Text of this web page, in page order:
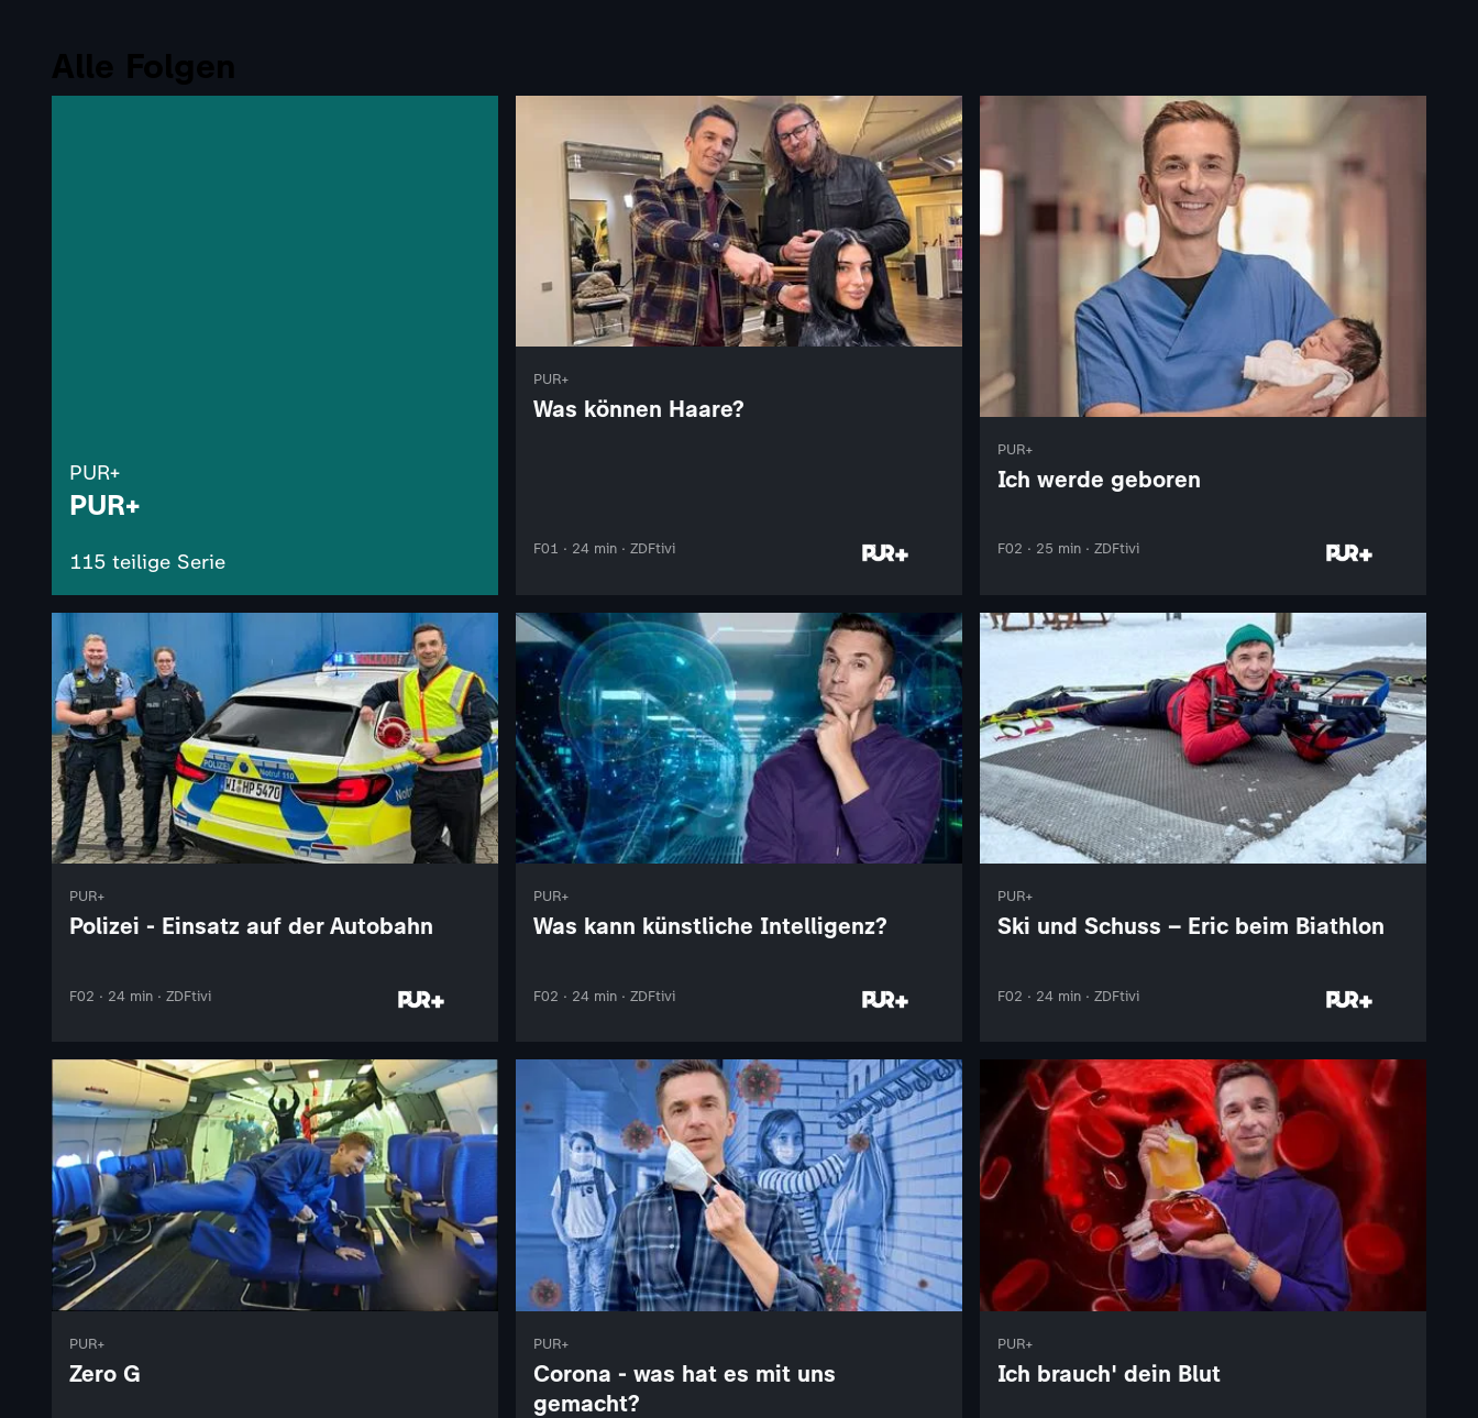
Alle Folgen
PUR+
PUR+
115 teilige Serie
PUR+
Was können Haare?
F01 · 24 min · ZDFtivi
PUR+
Ich werde geboren
F02 · 25 min · ZDFtivi
PUR+
Polizei - Einsatz auf der Autobahn
F02 · 24 min · ZDFtivi
PUR+
Was kann künstliche Intelligenz?
F02 · 24 min · ZDFtivi
PUR+
Ski und Schuss – Eric beim Biathlon
F02 · 24 min · ZDFtivi
PUR+
Zero G
PUR+
Corona - was hat es mit uns
gemacht?
PUR+
Ich brauch' dein Blut